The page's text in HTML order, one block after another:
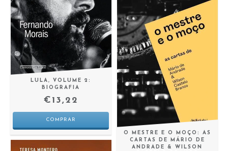
LULA, VOLUME 2:
BIOGRAFIA
€13,22
O MESTRE E O MOÇO: AS
CARTAS DE MÁRIO DE
ANDRADE & WILSON